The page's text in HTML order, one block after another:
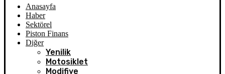
Anasayfa
Haber
Sektörel
Piston Finans
Diğer
Yenilik
Motosiklet
Modifiye